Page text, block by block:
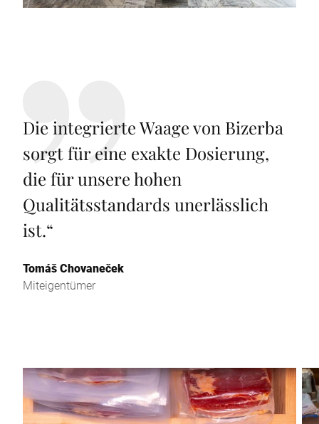
Die integrierte Waage von Bizerba
sorgt für eine exakte Dosierung,
die für unsere hohen
Qualitätsstandards unerlässlich
ist.“
Tomáš Chovaneček
Miteigentümer